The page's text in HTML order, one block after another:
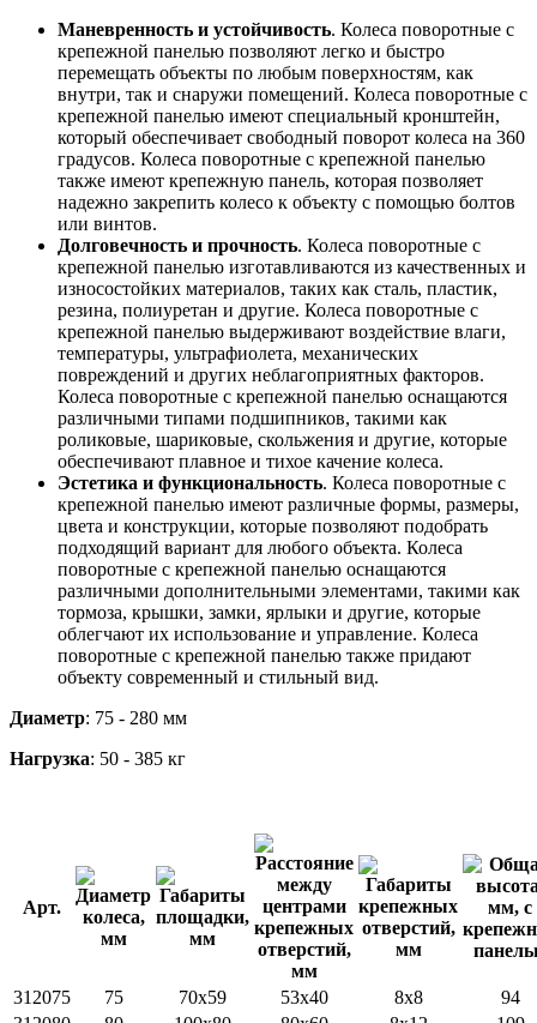
Маневренность и устойчивость. Колеса поворотные с
крепежной панелью позволяют легко и быстро
перемещать объекты по любым поверхностям, как
внутри, так и снаружи помещений. Колеса поворотные с
крепежной панелью имеют специальный кронштейн,
который обеспечивает свободный поворот колеса на 360
градусов. Колеса поворотные с крепежной панелью
также имеют крепежную панель, которая позволяет
надежно закрепить колесо к объекту с помощью болтов
или винтов.
Долговечность и прочность. Колеса поворотные с
крепежной панелью изготавливаются из качественных и
износостойких материалов, таких как сталь, пластик,
резина, полиуретан и другие. Колеса поворотные с
крепежной панелью выдерживают воздействие влаги,
температуры, ультрафиолета, механических
повреждений и других неблагоприятных факторов.
Колеса поворотные с крепежной панелью оснащаются
различными типами подшипников, такими как
роликовые, шариковые, скольжения и другие, которые
обеспечивают плавное и тихое качение колеса.
Эстетика и функциональность. Колеса поворотные с
крепежной панелью имеют различные формы, размеры,
цвета и конструкции, которые позволяют подобрать
подходящий вариант для любого объекта. Колеса
поворотные с крепежной панелью оснащаются
различными дополнительными элементами, такими как
тормоза, крышки, замки, ярлыки и другие, которые
облегчают их использование и управление. Колеса
поворотные с крепежной панелью также придают
объекту современный и стильный вид.
Диаметр: 75 - 280 мм
Нагрузка: 50 - 385 кг
Арт.
312075 75 70x59 53x40 8x8
94